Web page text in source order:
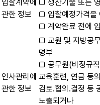
입찰계약에
관한 정보
□ 생산기술 또는
□ 입찰예정가격을
□ 계약완료 전에
인사관리에
관한 정보
□ 교원 및 지방공
명부
□ 공무원(비정규
교육훈련, 연금 등
검토․협의․결정 등
노출되거나